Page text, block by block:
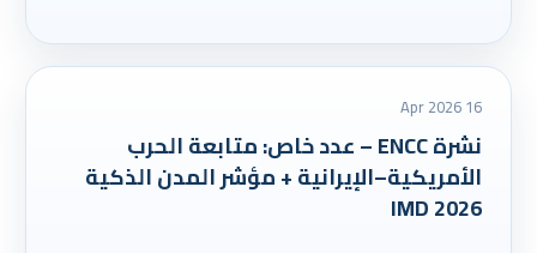
16 Apr 2026
نشرة ENCC – عدد خاص: متابعة الحرب
الأمريكية–الإيرانية + مؤشر المدن الذكية
IMD 2026